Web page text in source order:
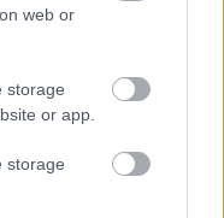
web or
storage
or app.
storage
for Mac
- 2 Keys
-46,55€
- 2 Keys
- 54,45€